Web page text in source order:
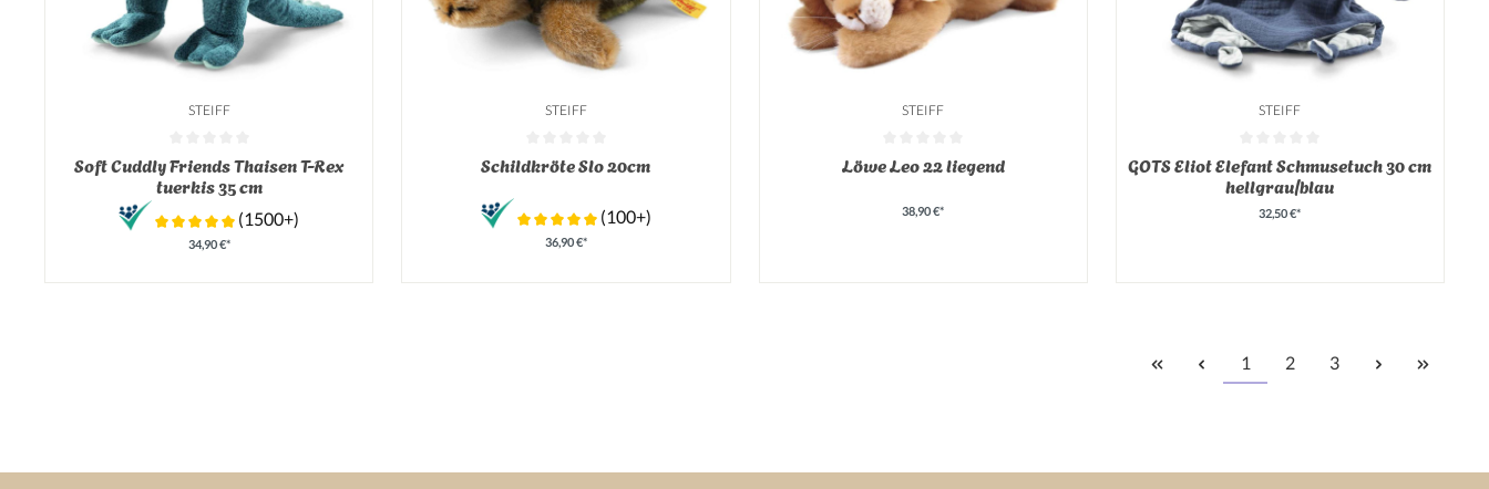
STEIFF
Durchschnittliche Bewertung von 0 von 5 Sternen
Soft Cuddly Friends Thaisen T-Rex
tuerkis 35 cm
(1500+)
34,90 €*
STEIFF
Durchschnittliche Bewertung von 0 von 5 Sternen
Schildkröte Slo 20cm
(100+)
36,90 €*
STEIFF
Durchschnittliche Bewertung von 0 von 5 Sternen
Löwe Leo 22 liegend
38,90 €*
STEIFF
Durchschnittliche Bewertung von 0 von 5
GOTS Eliot Elefant Schmusetuch 30 cm
hellgrau/blau
32,50 €*
1 2 3